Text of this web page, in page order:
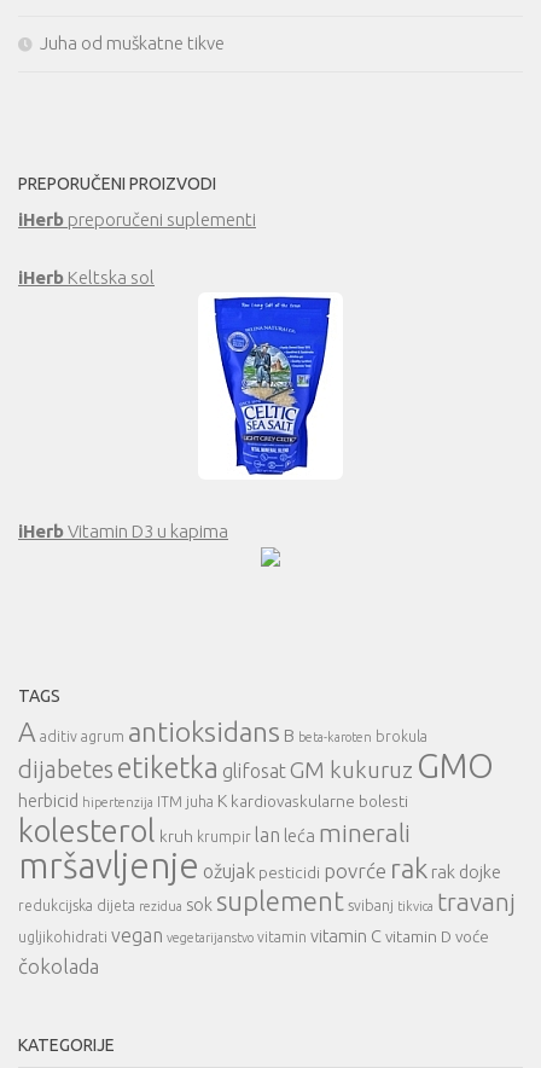
Juha od muškatne tikve
PREPORUČENI PROIZVODI
iHerb preporučeni suplementi
iHerb Keltska sol
iHerbVitamin D3 u kapima
TAGS
A aditiv agrum antioksidans B beta-karoten brokula
dijabetes etiketka glifosatGM kukuruz GMO
herbicid hipertenzija ITM juha K kardiovaskularne bolesti
kolesterol kruh krumpir lan leća minerali
mršavljenje ožujak pesticidi povrće rak rak dojke
redukcijska dijeta rezidua sok suplement svibanj tikvica travanj
ugljikohidrati vegan vegetarijanstvo vitamin vitamin C vitamin D voće
čokolada
KATEGORIJE